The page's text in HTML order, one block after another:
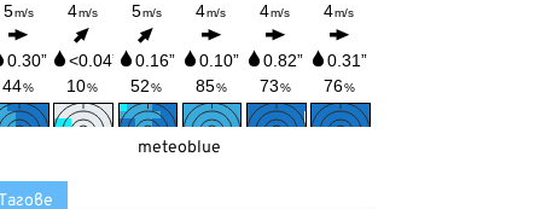
meteoblue